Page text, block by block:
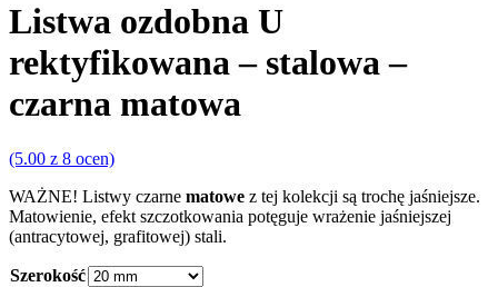
Listwa ozdobna U
rektyfikowana – stalowa –
czarna matowa
(5.00 z 8 ocen)
WAŻNE! Listwy czarne matowe z tej kolekcji są trochę jaśniejsze.
Matowienie, efekt szczotkowania potęguje wrażenie jaśniejszej
(antracytowej, grafitowej) stali.
Szerokość